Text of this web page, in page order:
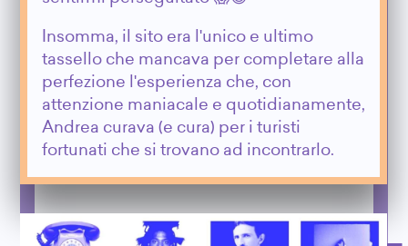
Insomma, il sito era l'unico e ultimo
tassello che mancava per completare alla
perfezione l'esperienza che, con
attenzione maniacale e quotidianamente,
Andrea curava (e cura) per i turisti
fortunati che si trovano ad incontrarlo.